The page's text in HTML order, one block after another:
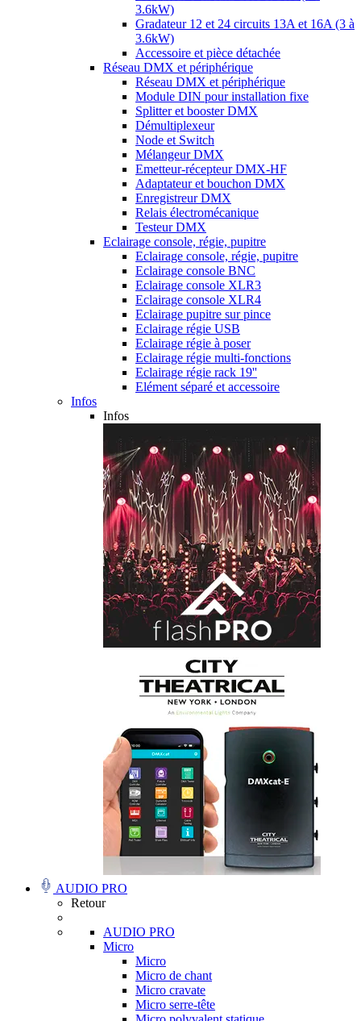
3.6kW)
Gradateur 12 et 24 circuits 13A et 16A (3 à
3.6kW)
Accessoire et pièce détachée
Réseau DMX et périphérique
Réseau DMX et périphérique
Module DIN pour installation fixe
Splitter et booster DMX
Démultiplexeur
Node et Switch
Mélangeur DMX
Emetteur-récepteur DMX-HF
Adaptateur et bouchon DMX
Enregistreur DMX
Relais électromécanique
Testeur DMX
Eclairage console, régie, pupitre
Eclairage console, régie, pupitre
Eclairage console BNC
Eclairage console XLR3
Eclairage console XLR4
Eclairage pupitre sur pince
Eclairage régie USB
Eclairage régie à poser
Eclairage régie multi-fonctions
Eclairage régie rack 19''
Elément séparé et accessoire
Infos
Infos
AUDIO PRO
Retour
AUDIO PRO
Micro
Micro
Micro de chant
Micro cravate
Micro serre-tête